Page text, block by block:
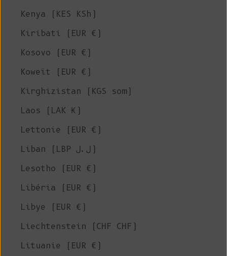
Kenya (KES KSh)
Kiribati (EUR €)
Kosovo (EUR €)
Koweït (EUR €)
Kirghizistan (KGS som)
Laos (LAK ₭)
Lettonie (EUR €)
Liban (LBP ل.ل)
Lesotho (EUR €)
Libéria (EUR €)
Libye (EUR €)
Liechtenstein (CHF CHF)
Lituanie (EUR €)